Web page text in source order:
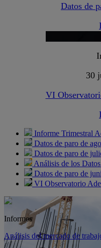
Datos de
30
VI
Informe Trimestral
Datos de paro de
Datos de paro de
Análisis de los
Datos de paro de
VI Observatorio
Informes
Análisis del mercado de